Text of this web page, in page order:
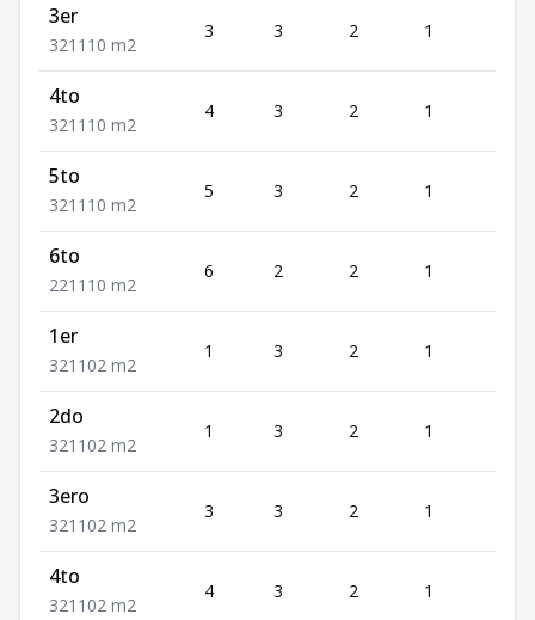
3er
321 110 m2
3 3 2 1
4to
321 110 m2
4 3 2 1
5to
321 110 m2
5 3 2 1
6to
221 110 m2
6 2 2 1
1er
321 102 m2
1 3 2 1
2do
321 102 m2
1 3 2 1
3ero
321 102 m2
3 3 2 1
4to
321 102 m2
4 3 2 1